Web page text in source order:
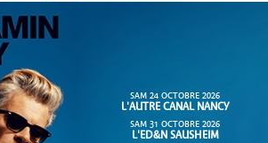
SAM 24 OCTOBRE 2026
L'AUTRE CANAL NANCY
SAM 31 OCTOBRE 2026
L'ED&N SAUSHEIM